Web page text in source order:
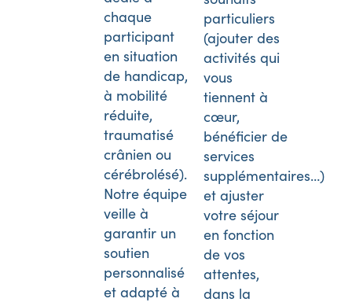
chaque
participant
en situation
de handicap,
à mobilité
réduite,
traumatisé
crânien ou
cérébrolésé).
Notre équipe
veille à
garantir un
soutien
personnalisé
et adapté à
particuliers
(ajouter des
activités qui
vous
tiennent à
cœur,
bénéficier de
services
supplémentaires…)
et ajuster
votre séjour
en fonction
de vos
attentes,
dans la